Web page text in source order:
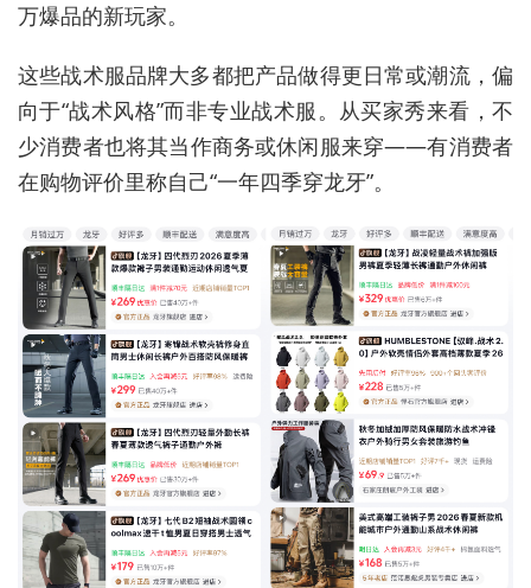
万爆品的新玩家。
这些战术服品牌大多都把产品做得更日常或潮流，偏
向于“战术风格”而非专业战术服。从买家秀来看，不
少消费者也将其当作商务或休闲服来穿——有消费者
在购物评价里称自己“一年四季穿龙牙”。